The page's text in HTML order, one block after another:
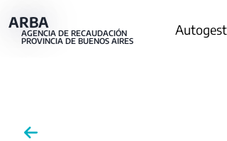
al
ARBA
AGENCIA DE RECAUDACIÓN
PROVINCIA DE BUENOS AIRES